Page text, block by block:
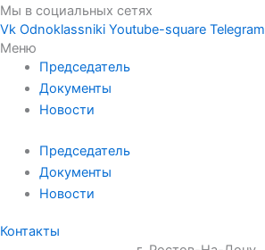
Мы в социальных сетях
Vk Odnoklassniki Youtube-square Telegram
Меню
Председатель
Документы
Новости
Председатель
Документы
Новости
Контакты